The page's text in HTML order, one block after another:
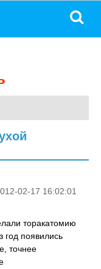
02-17 16:02:01
торакатомию
год появились
точнее